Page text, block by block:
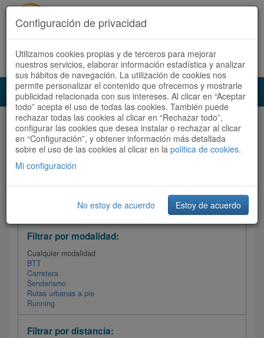
Acceder Registrate ahora Español | Català
Audioruta Todas las rutas
Todas las rutas Ordenar por:Más recientes
Filtrar las rutas
Filtrar por modalidad:
Cualquier modalidad
BTT
Carretera
Senderismo
Rutas urbanas a pie
Running
Filtrar por distancia:
Configuración de privacidad
Utilizamos cookies propias y de terceros para mejorar
nuestros servicios, elaborar información estadística y analizar
sus hábitos de navegación. La utilización de cookies nos
permite personalizar el contenido que ofrecemos y mostrarle
publicidad relacionada con sus intereses. Al clicar en “Aceptar
todo” acepta el uso de todas las cookies. También puede
rechazar todas las cookies al clicar en “Rechazar todo”,
configurar las cookies que desea instalar o rechazar al clicar
en “Configuración”, y obtener información más detallada
sobre el uso de las cookies al clicar en la politica de cookies.
Mi configuración
No estoy de acuerdo Estoy de acuerdo